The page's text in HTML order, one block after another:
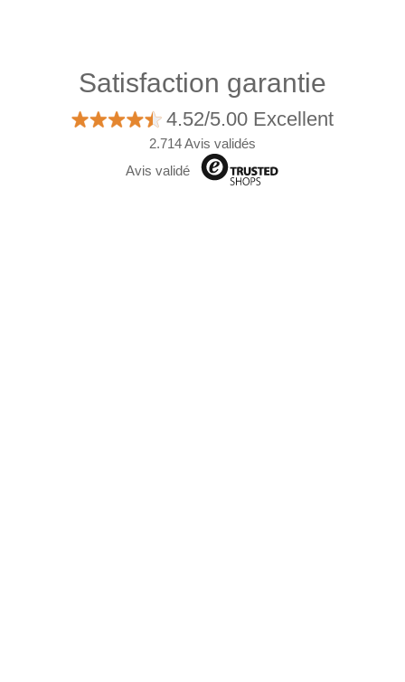
Satisfaction garantie
4.52/5.00 Excellent
2.714 Avis validés
Avis validé